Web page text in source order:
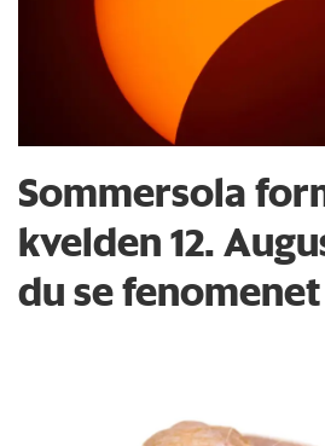
Sommersola
kvelden 12.
du se fenomenet